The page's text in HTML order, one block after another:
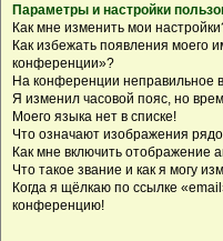
Параметры и настройки
Как мне изменить мои
Как избежать появления моего
конференции»?
На конференции неправильное
Я изменил часовой пояс, но
Моего языка нет в списке!
Что означают изображения
Как мне включить отображение
Что такое звание и как я могу
Когда я щёлкаю по ссылке
конференцию!